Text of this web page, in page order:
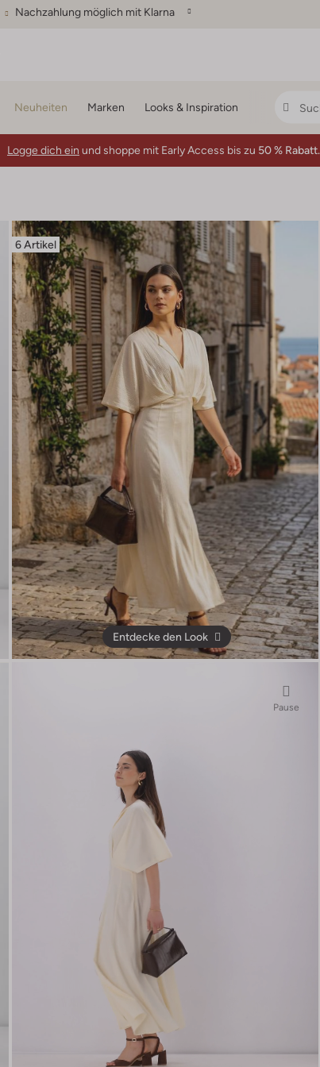
Nachzahlung möglich mit Klarna
Neuheiten Marken Looks & Inspiration
Logge dich ein und shoppe mit Early Access bis zu 50 % Rabatt.
6 Artikel
Entdecke den Look
Pause